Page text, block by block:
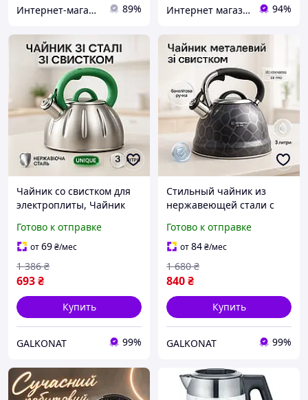
Интернет-магазин 1001USEfulness 89% Интернет магазин "Electro Seller" 🛒 Только качественные товары по лучшим ценам ✅ 94%
Чайник со свистком для
электроплиты, Чайник
свистком газовый 3 литра
MO-90
Готово к отправке
от69₴/мес
693₴
1 386 ₴
Купить
GALKONAT 99%
Стильный чайник из
нержавеющей стали с
свистком на три литра
для плиты RE-84
Готово к отправке
от84₴/мес
840₴
1 680 ₴
Купить
GALKONAT 99%